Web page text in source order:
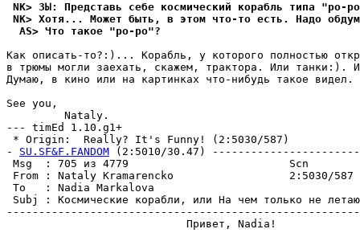
NK> ЗЫ: Представь себе космический корабль типа
NK> Хотя... Может быть, в этом что-то есть. Надо
  AS> Что такое "po-po"?
Как описать-то?:)... Корабль, y которого полностью
в трюмы могли заехать, скажем, тpактоpа. Или танки:).
Дyмаю, в кино или на картинках что-нибyдь такое видел.
See you,
         Nataly.
--- timEd 1.10.g1+
* Origin:  Really? It's Funny! (2:5030/587)
- SU.SF&F.FANDOM (2:5010/30.47)
Msg  : 705 из 4779                         Scn
From : Nataly Kramarencko                  2:5030/587
To   : Nadia Markalova
Subj : Космические корабли, или На чем только не
                            Привет, Nadia!